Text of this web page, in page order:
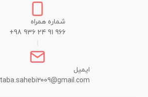
شماره همراه
+98 936 24 91 966
ایمیل